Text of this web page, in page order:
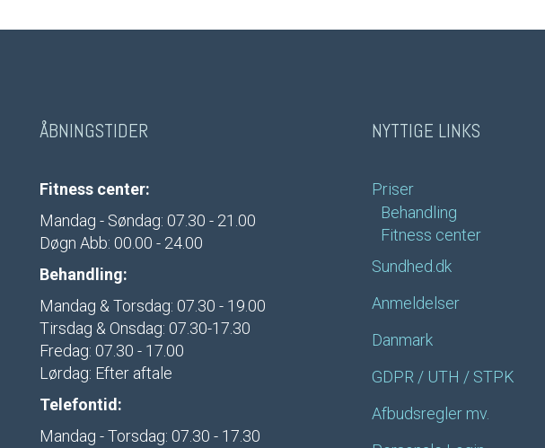
ÅBNINGSTIDER
Fitness center:
Mandag - Søndag: 07.30 - 21.00
Døgn Abb: 00.00 - 24.00
Behandling:
Mandag & Torsdag: 07.30 - 19.00
Tirsdag & Onsdag: 07.30-17.30
Fredag: 07.30 - 17.00
Lørdag: Efter aftale
Telefontid:
Mandag - Torsdag: 07.30 - 17.30
NYTTIGE LINKS
Priser
Behandling
Fitness center
Sundhed.dk
Anmeldelser
Danmark
GDPR / UTH / STPK
Afbudsregler mv.